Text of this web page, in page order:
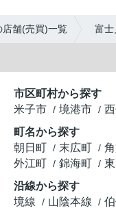
店舗(売買)一覧 富士
市区町村から探す
米子市
境港市
町名から探す
朝日町
末広町
外江町
錦海町
沿線から探す
境線
山陰本線